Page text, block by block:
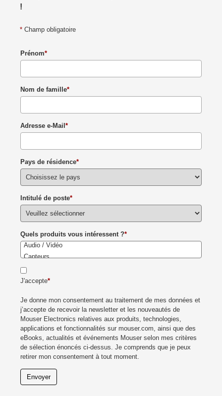
!
* Champ obligatoire
Prénom*
Nom de famille*
Adresse e-Mail *
Pays de résidence*
Intitulé de poste*
Quels produits vous intéressent ?*
J'accepte*
Je donne mon consentement au traitement de mes données et
j’accepte de recevoir la newsletter et les nouveautés de
Mouser Electronics relatives aux produits, technologies,
applications et fonctionnalités sur mouser.com, ainsi que des
eBooks, actualités et événements Mouser selon mes critères
de sélection énoncés ci-dessus. Je comprends que je peux
retirer mon consentement à tout moment.